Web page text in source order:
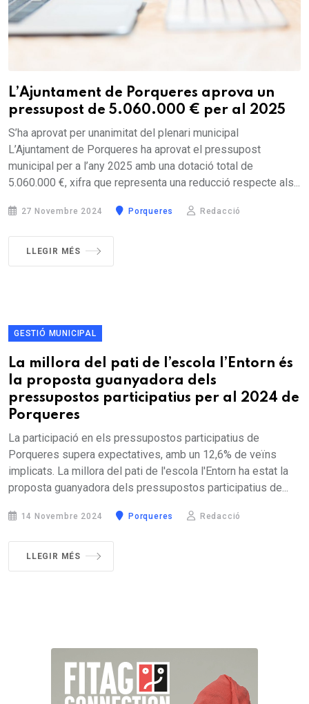
L’Ajuntament de Porqueres aprova un
pressupost de 5.060.000 € per al 2025
S’ha aprovat per unanimitat del plenari municipal
L’Ajuntament de Porqueres ha aprovat el pressupost
municipal per a l’any 2025 amb una dotació total de
5.060.000 €, xifra que representa una reducció respecte als...
27 Novembre 2024 Porqueres Redacció
LLEGIR MÉS
GESTIÓ MUNICIPAL
La millora del pati de l’escola l’Entorn és
la proposta guanyadora dels
pressupostos participatius per al 2024 de
Porqueres
La participació en els pressupostos participatius de
Porqueres supera expectatives, amb un 12,6% de veïns
implicats. La millora del pati de l'escola l'Entorn ha estat la
proposta guanyadora dels pressupostos participatius de...
14 Novembre 2024 Porqueres Redacció
LLEGIR MÉS